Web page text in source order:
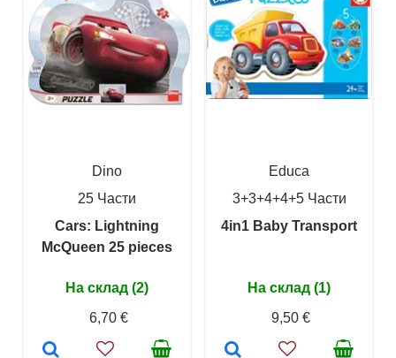
Dino
25 Части
Cars: Lightning
McQueen 25 pieces
На склад (2)
6,70 €
Educa
3+3+4+4+5 Части
4in1 Baby Transport
На склад (1)
9,50 €